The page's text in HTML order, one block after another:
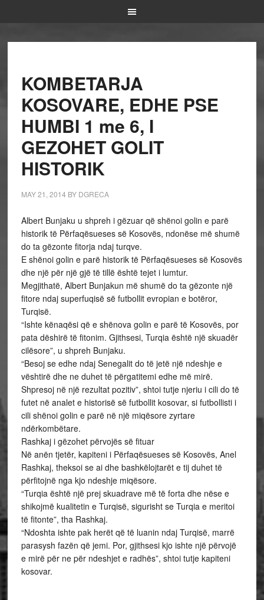
KOMBETARJA
KOSOVARE, EDHE PSE
HUMBI 1 me 6, I
GEZOHET GOLIT
HISTORIK
MAY 21, 2014 BY DGRECA
Albert Bunjaku u shpreh i gëzuar që shënoi golin e parë
historik të Përfaqësueses së Kosovës, ndonëse më shumë
do ta gëzonte fitorja ndaj turqve.
E shënoi golin e parë historik të Përfaqësueses së Kosovës
dhe një për një gjë të tillë është tejet i lumtur.
Megjithatë, Albert Bunjakun më shumë do ta gëzonte një
fitore ndaj superfuqisë së futbollit evropian e botëror,
Turqisë.
“Ishte kënaqësi që e shënova golin e parë të Kosovës, por
pata dëshirë të fitonim. Gjithsesi, Turqia është një skuadër
cilësore”, u shpreh Bunjaku.
“Besoj se edhe ndaj Senegalit do të jetë një ndeshje e
vështirë dhe ne duhet të përgatitemi edhe më mirë.
Shpresoj në një rezultat pozitiv”, shtoi tutje njeriu i cili do të
futet në analet e historisë së futbollit kosovar, si futbollisti i
cili shënoi golin e parë në një miqësore zyrtare
ndërkombëtare.
Rashkaj i gëzohet përvojës së fituar
Në anën tjetër, kapiteni i Përfaqësueses së Kosovës, Anel
Rashkaj, theksoi se ai dhe bashkëlojtarët e tij duhet të
përfitojnë nga kjo ndeshje miqësore.
“Turqia është një prej skuadrave më të forta dhe nëse e
shikojmë kualitetin e Turqisë, sigurisht se Turqia e meritoi
të fitonte”, tha Rashkaj.
“Ndoshta ishte pak herët që të luanin ndaj Turqisë, marrë
parasysh fazën që jemi. Por, gjithsesi kjo ishte një përvojë
e mirë për ne për ndeshjet e radhës”, shtoi tutje kapiteni
kosovar.